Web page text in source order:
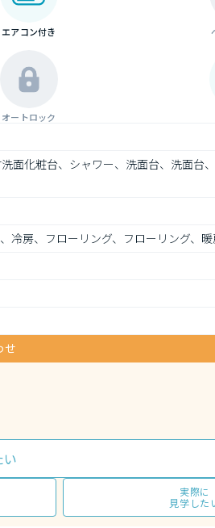
エアコン付き
オートロック
面化粧台、シャワー、洗面台、洗面台
冷房、フローリング、フローリング、
せ
実際に
見学した